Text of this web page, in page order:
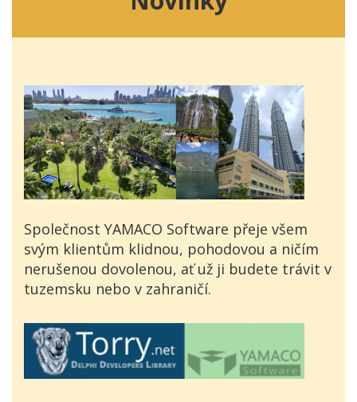
Společnost YAMACO Software přeje všem
svým klientům klidnou, pohodovou a ničím
nerušenou dovolenou, ať už ji budete trávit v
tuzemsku nebo v zahraničí.